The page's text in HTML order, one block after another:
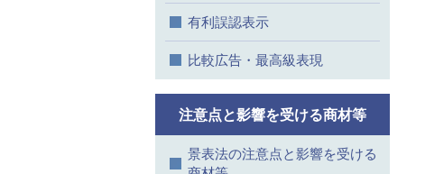
有利誤認表示
比較広告・最高級表現
注意点と影響を受ける商材等
景表法の注意点と影響を受ける